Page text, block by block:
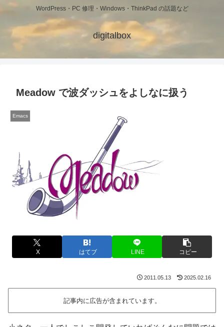
WordPress・PC 修理・Windows・ThinkPad の話題など
digitalbox
Meadow で波ダッシュをよしなに扱う
Emacs
X はてブ LINE コピー
2011.05.13 2025.02.16
記事内に広告が含まれています。